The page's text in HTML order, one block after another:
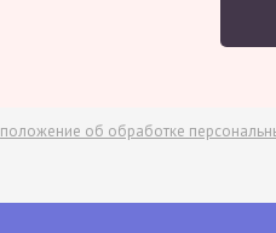
положение об обработке